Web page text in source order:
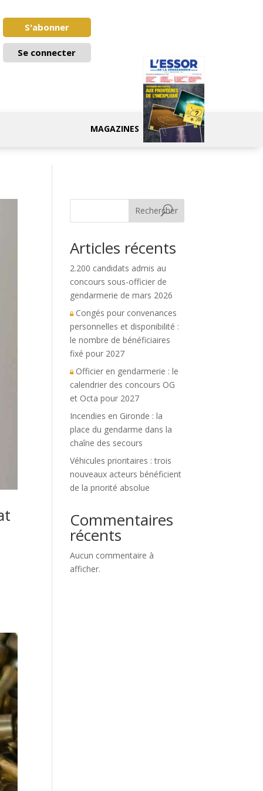
S'abonner
Se connecter
MAGAZINES
Rechercher
Articles récents
2.200 candidats admis au
concours sous-officier de
gendarmerie de mars 2026
Congés pour convenances
personnelles et disponibilité :
le nombre de bénéficiaires
fixé pour 2027
Officier en gendarmerie : le
calendrier des concours OG
et Octa pour 2027
Incendies en Gironde : la
place du gendarme dans la
chaîne des secours
Véhicules prioritaires : trois
nouveaux acteurs bénéficient
de la priorité absolue
Commentaires
récents
Aucun commentaire à
afficher.